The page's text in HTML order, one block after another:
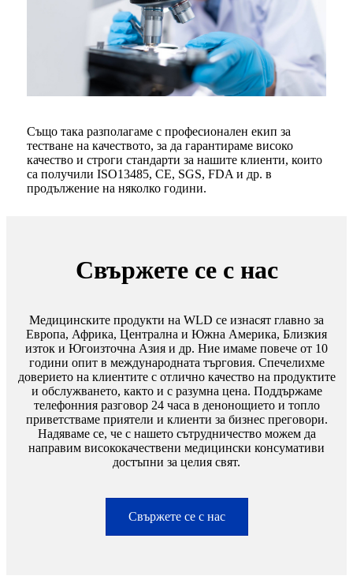
Също така разполагаме с професионален екип за
тестване на качеството, за да гарантираме високо
качество и строги стандарти за нашите клиенти, които
са получили ISO13485, CE, SGS, FDA и др. в
продължение на няколко години.
Свържете се с нас
Медицинските продукти на WLD се изнасят главно за
Европа, Африка, Централна и Южна Америка, Близкия
изток и Югоизточна Азия и др. Ние имаме повече от 10
години опит в международната търговия. Спечелихме
доверието на клиентите с отлично качество на продуктите
и обслужването, както и с разумна цена. Поддържаме
телефонния разговор 24 часа в денонощието и топло
приветстваме приятели и клиенти за бизнес преговори.
Надяваме се, че с нашето сътрудничество можем да
направим висококачествени медицински консумативи
достъпни за целия свят.
Свържете се с нас